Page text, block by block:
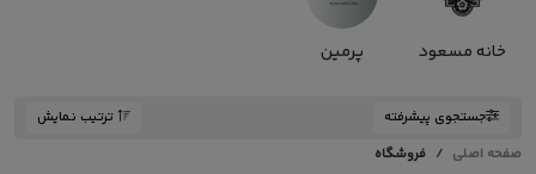
خانه مسعود پرمین
جستجوی پیشرفته
ترتیب نمایش
صفحه اصلی
فروشگاه